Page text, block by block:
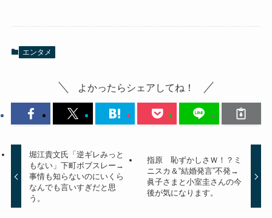
エンタメ
よかったらシェアしてね！
堀江貴文氏「逆ギレみっと
もない」下町ボブスレー→
事情も知らないのにいくら
なんでも言いすぎだと思
う。
指原 恥ずかしさＷ！？ミ
ニスカ＆“結婚発言”不発→
眞子さまと小室圭さんの今
後が気になります。